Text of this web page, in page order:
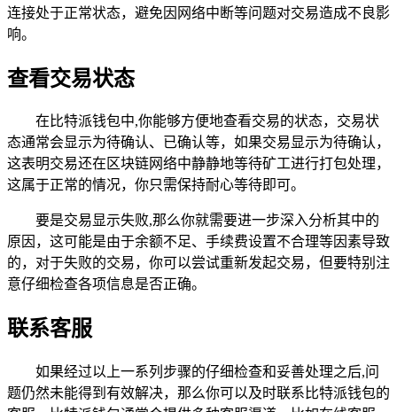
连接处于正常状态，避免因网络中断等问题对交易造成不良影
响。
查看交易状态
在比特派钱包中,你能够方便地查看交易的状态，交易状
态通常会显示为待确认、已确认等，如果交易显示为待确认，
这表明交易还在区块链网络中静静地等待矿工进行打包处理，
这属于正常的情况，你只需保持耐心等待即可。
要是交易显示失败,那么你就需要进一步深入分析其中的
原因，这可能是由于余额不足、手续费设置不合理等因素导致
的，对于失败的交易，你可以尝试重新发起交易，但要特别注
意仔细检查各项信息是否正确。
联系客服
如果经过以上一系列步骤的仔细检查和妥善处理之后,问
题仍然未能得到有效解决，那么你可以及时联系比特派钱包的